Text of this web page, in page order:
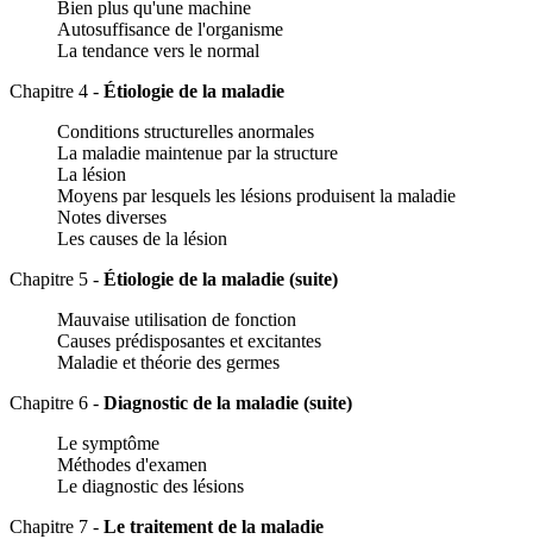
Bien plus qu'une machine
Autosuffisance de l'organisme
La tendance vers le normal
Chapitre 4 - Étiologie de la maladie
Conditions structurelles anormales
La maladie maintenue par la structure
La lésion
Moyens par lesquels les lésions produisent la maladie
Notes diverses
Les causes de la lésion
Chapitre 5 - Étiologie de la maladie (suite)
Mauvaise utilisation de fonction
Causes prédisposantes et excitantes
Maladie et théorie des germes
Chapitre 6 - Diagnostic de la maladie (suite)
Le symptôme
Méthodes d'examen
Le diagnostic des lésions
Chapitre 7 - Le traitement de la maladie